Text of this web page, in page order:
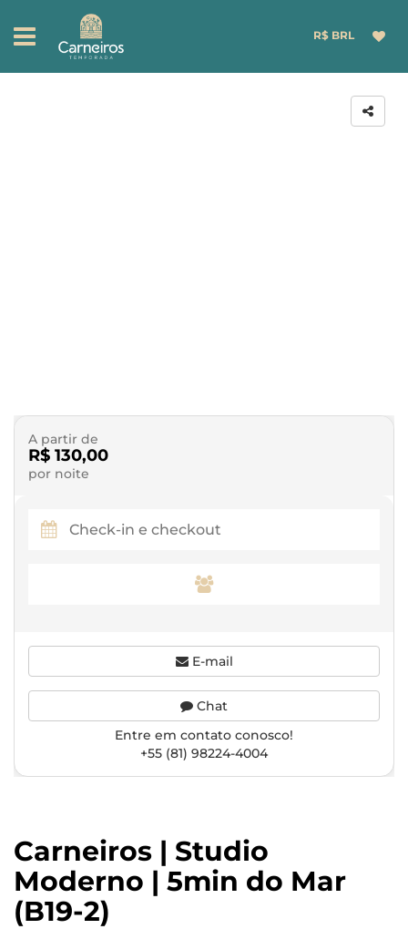
R$ BRL
Carneiros | Studio
Moderno | 5min do Mar
(B19-2)
A partir de
R$ 130,00
por noite
E-mail
Chat
Entre em contato conosco!
+55 (81) 98224-4004